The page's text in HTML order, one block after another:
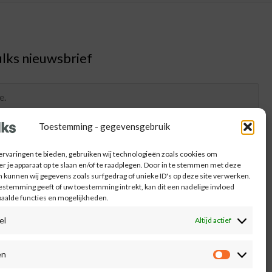
Toestemming - gegevensgebruik
te bieden, gebruiken wij technologieën zoals cookies om
je apparaat op te slaan en/of te raadplegen. Door in te stemmen met deze
wij gegevens zoals surfgedrag of unieke ID's op deze site verwerken.
geeft of uw toestemming intrekt, kan dit een nadelige invloed
functies en mogelijkheden.
Altijd actief
nieuwsbrief